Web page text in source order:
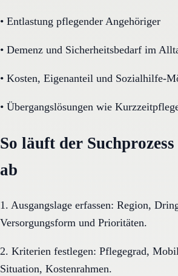
• Entlastung pflegender Angehöriger
• Demenz und Sicherheitsbedarf im
• Kosten, Eigenanteil und Sozialhilfe-
• Übergangslösungen wie
So läuft der
ab
1. Ausgangslage erfassen: Region,
Versorgungsform und Prioritäten.
2. Kriterien festlegen: Pflegegrad,
Situation, Kostenrahmen.